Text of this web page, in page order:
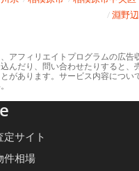
淵野
アフィリエイトプログラムの広告
んだり、問い合わせたりすると、
があります。サービス内容につい
サイト
件相場